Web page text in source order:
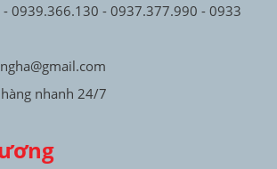
0939.366.130 - 0937.377.990 - 0933
nhanh 24/7